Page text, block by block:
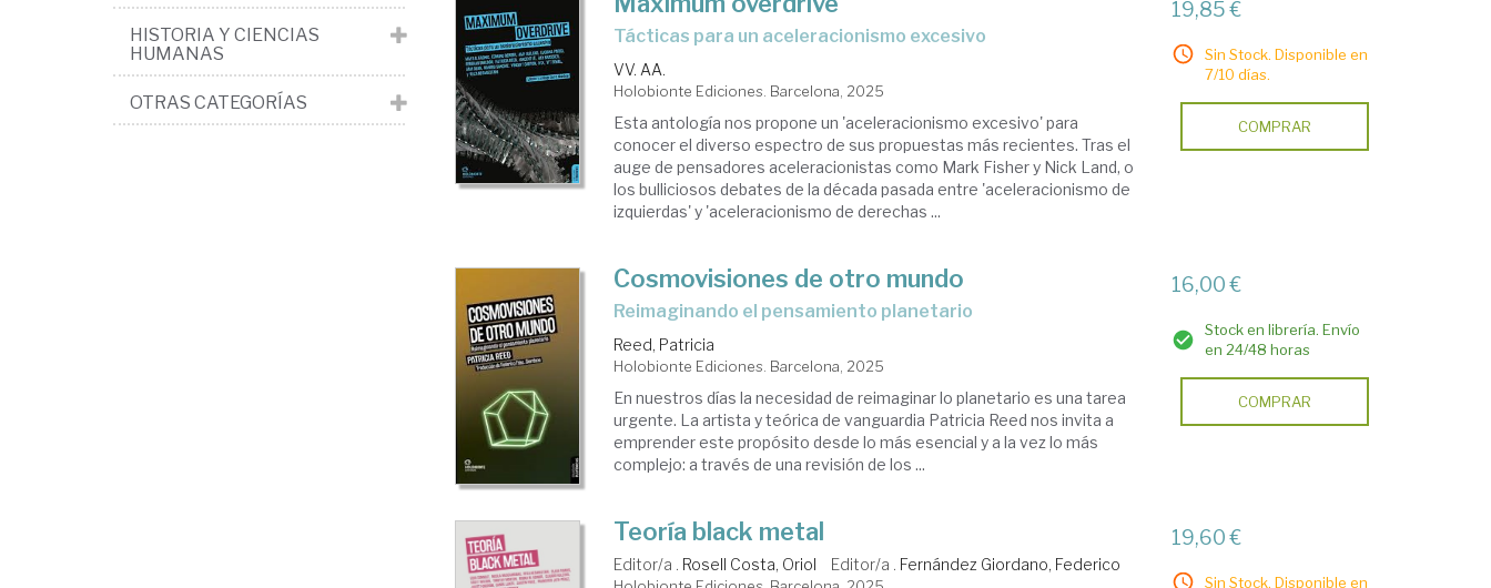
Tácticas para un aceleracionismo excesivo
VV. AA.
Holobionte Ediciones. Barcelona, 2025
Esta antología nos propone un 'aceleracionismo excesivo' para
conocer el diverso espectro de sus propuestas más recientes. Tras el
auge de pensadores aceleracionistas como Mark Fisher y Nick Land, o
los bulliciosos debates de la década pasada entre 'aceleracionismo de
izquierdas' y 'aceleracionismo de derechas ...
19,85 €
Sin Stock. Disponible en
7/10 días.
COMPRAR
Cosmovisiones de otro mundo
Reimaginando el pensamiento planetario
Reed, Patricia
Holobionte Ediciones. Barcelona, 2025
En nuestros días la necesidad de reimaginar lo planetario es una tarea
urgente. La artista y teórica de vanguardia Patricia Reed nos invita a
emprender este propósito desde lo más esencial y a la vez lo más
complejo: a través de una revisión de los ...
16,00 €
Stock en librería. Envío
en 24/48 horas
COMPRAR
Teoría black metal
Editor/a . Rosell Costa, Oriol Editor/a . Fernández Giordano, Federico
19,60 €
Sin Stock. Disponible en
HISTORIA Y CIENCIAS
HUMANAS
OTRAS CATEGORÍAS